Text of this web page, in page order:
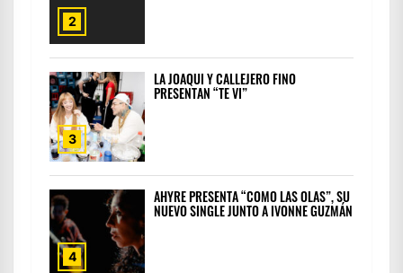
2
3
LA JOAQUI Y CALLEJERO FINO
PRESENTAN “TE VI”
4
AHYRE PRESENTA “COMO LAS OLAS”, SU
NUEVO SINGLE JUNTO A IVONNE GUZMÁN